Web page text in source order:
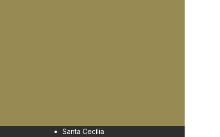
Santa Cecília